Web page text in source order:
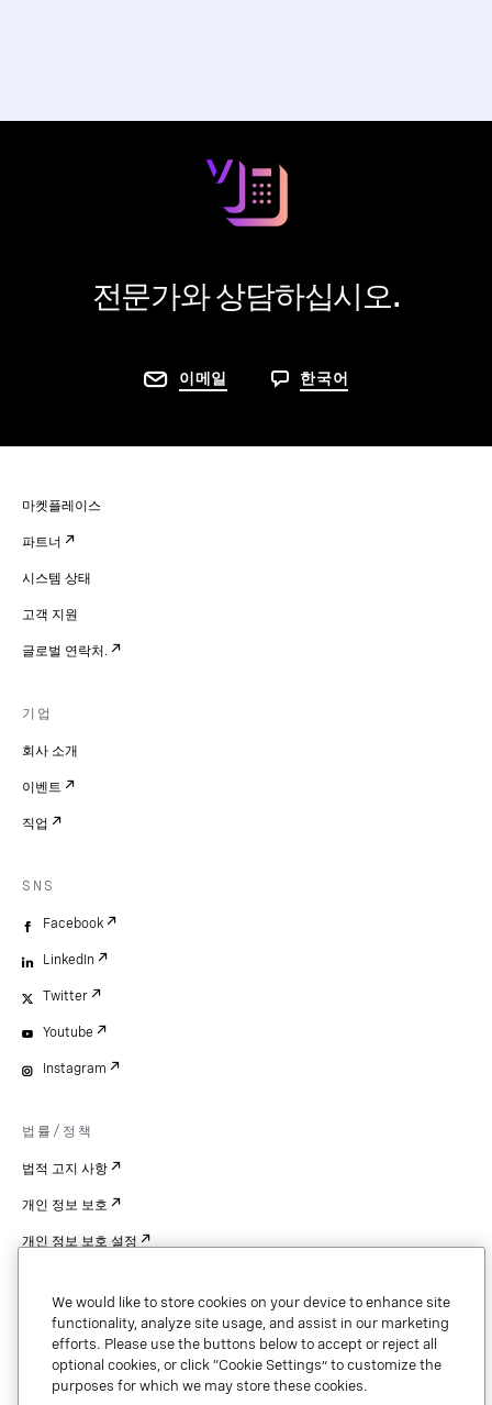
전문가와 상담하십시오.
이메일 한국어
마켓플레이스
파트너
시스템 상태
고객 지원
글로벌 연락처.
기업
회사 소개
이벤트
직업
SNS
Facebook
LinkedIn
Twitter
Youtube
Instagram
법률/정책
법적 고지 사항
개인 정보 보호
개인 정보 보호 설정
저작권
보안 및 신뢰
We would like to store cookies on your device to enhance site
functionality, analyze site usage, and assist in our marketing
efforts. Please use the buttons below to accept or reject all
optional cookies, or click “Cookie Settings” to customize the
purposes for which we may store these cookies.